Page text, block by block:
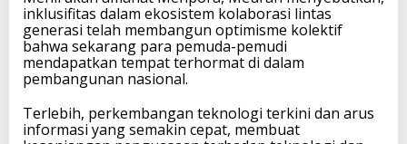
inklusifitas dalam ekosistem kolaborasi lintas
generasi telah membangun optimisme kolektif
bahwa sekarang para pemuda-pemudi
mendapatkan tempat terhormat di dalam
pembangunan nasional.
Terlebih, perkembangan teknologi terkini dan arus
informasi yang semakin cepat, membuat